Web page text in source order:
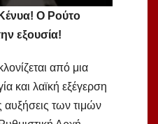
Ο Ρούτο
εξουσία!
από μια
και λαϊκή εξέγερση
αυξήσεις των τιμών